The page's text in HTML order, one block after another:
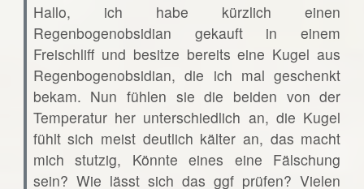
Hallo, ich habe kürzlich einen
Regenbogenobsidian gekauft in einem
Freischliff und besitze bereits eine Kugel aus
Regenbogenobsidian, die ich mal geschenkt
bekam. Nun fühlen sie die beiden von der
Temperatur her unterschiedlich an, die Kugel
fühlt sich meist deutlich kälter an, das macht
mich stutzig, Könnte eines eine Fälschung
sein? Wie lässt sich das ggf prüfen? Vielen